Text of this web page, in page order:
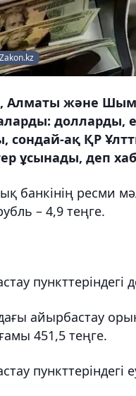
Алматы және
долларды,
сондай-ақ ҚР
ұсынады, деп
банкінің ресми
– 4,9 теңге.
пункттеріндегі
айырбастау
451,5 теңге.
пункттеріндегі